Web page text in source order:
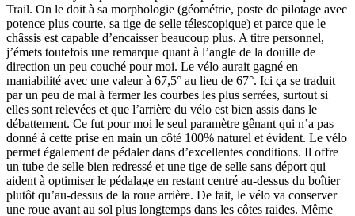
Trail. On le doit à sa morphologie (géométrie, poste de pilotage avec
potence plus courte, sa tige de selle télescopique) et parce que le
châssis est capable d’encaisser beaucoup plus. A titre personnel,
j’émets toutefois une remarque quant à l’angle de la douille de
direction un peu couché pour moi. Le vélo aurait gagné en
maniabilité avec une valeur à 67,5° au lieu de 67°. Ici ça se traduit
par un peu de mal à fermer les courbes les plus serrées, surtout si
elles sont relevées et que l’arrière du vélo est bien assis dans le
débattement. Ce fut pour moi le seul paramètre gênant qui n’a pas
donné à cette prise en main un côté 100% naturel et évident. Le vélo
permet également de pédaler dans d’excellentes conditions. Il offre
un tube de selle bien redressé et une tige de selle sans déport qui
aident à optimiser le pédalage en restant centré au-dessus du boîtier
plutôt qu’au-dessus de la roue arrière. De fait, le vélo va conserver
une roue avant au sol plus longtemps dans les côtes raides. Même